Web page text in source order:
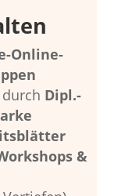
Online-
Dipl.-
&